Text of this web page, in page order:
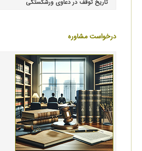
تاریخ توقف در دعاوی ورشکستگی
درخواست مشاوره